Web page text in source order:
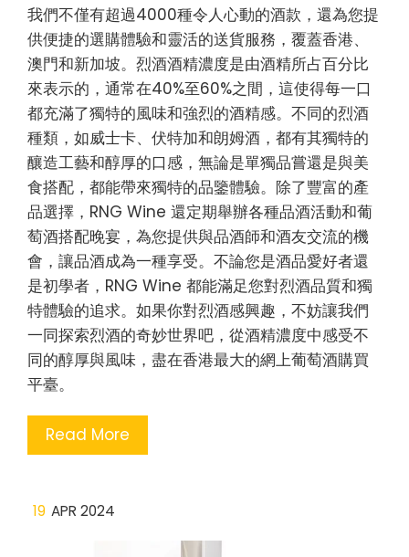
我們不僅有超過4000種令人心動的酒款，還為您提
供便捷的選購體驗和靈活的送貨服務，覆蓋香港、
澳門和新加坡。烈酒酒精濃度是由酒精所占百分比
來表示的，通常在40%至60%之間，這使得每一口
都充滿了獨特的風味和強烈的酒精感。不同的烈酒
種類，如威士卡、伏特加和朗姆酒，都有其獨特的
釀造工藝和醇厚的口感，無論是單獨品嘗還是與美
食搭配，都能帶來獨特的品鑒體驗。除了豐富的產
品選擇，RNG Wine 還定期舉辦各種品酒活動和葡
萄酒搭配晚宴，為您提供與品酒師和酒友交流的機
會，讓品酒成為一種享受。不論您是酒品愛好者還
是初學者，RNG Wine 都能滿足您對烈酒品質和獨
特體驗的追求。如果你對烈酒感興趣，不妨讓我們
一同探索烈酒的奇妙世界吧，從酒精濃度中感受不
同的醇厚與風味，盡在香港最大的網上葡萄酒購買
平臺。
Read More
19 APR 2024